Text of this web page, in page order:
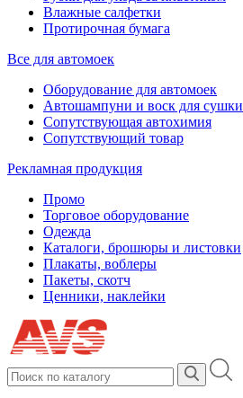
Влажные салфетки
Протирочная бумага
Все для автомоек
Оборудование для автомоек
Автошампуни и воск для сушки
Сопутствующая автохимия
Сопутствующий товар
Рекламная продукция
Промо
Торговое оборудование
Одежда
Каталоги, брошюры и листовки
Плакаты, воблеры
Пакеты, скотч
Ценники, наклейки